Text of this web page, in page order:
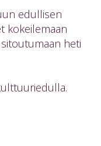
edullisen
kokeilemaan
heti